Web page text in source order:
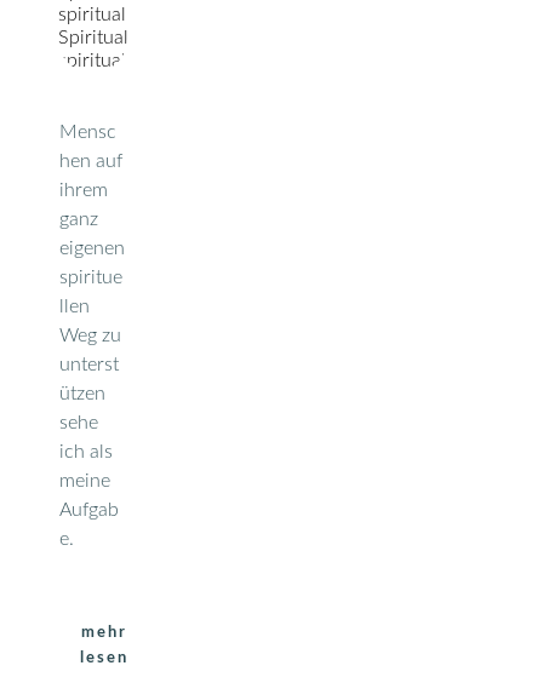
Mensc
hen auf
ihrem
ganz
eigenen
spiritue
llen
Weg zu
unterst
ützen
sehe
ich als
meine
Aufgab
e.
mehr
lesen